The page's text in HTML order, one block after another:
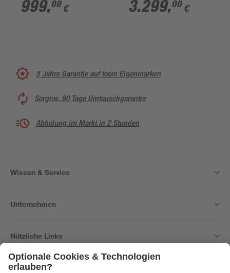
999,00 € 3.299,00 €
5 Jahre Garantie auf toom Eigenmarken
Sorglos, 90 Tage Umtauschgarantie
Abholung im Markt in 2 Stunden
Wissen & Service
Unternehmen
Nützliche Links